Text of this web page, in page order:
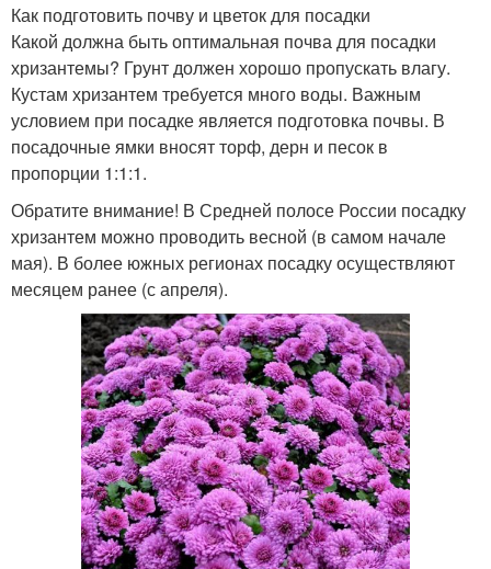
Как подготовить почву и цветок для посадки
Какой должна быть оптимальная почва для посадки
хризантемы? Грунт должен хорошо пропускать влагу.
Кустам хризантем требуется много воды. Важным
условием при посадке является подготовка почвы. В
посадочные ямки вносят торф, дерн и песок в
пропорции 1:1:1.
Обратите внимание! В Средней полосе России посадку
хризантем можно проводить весной (в самом начале
мая). В более южных регионах посадку осуществляют
месяцем ранее (с апреля).